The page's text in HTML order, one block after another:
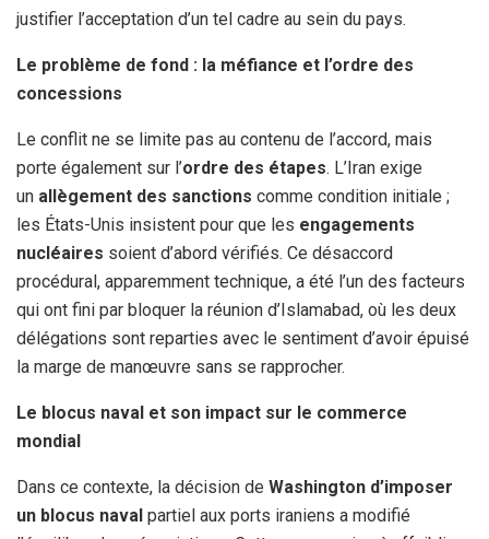
justifier l’acceptation d’un tel cadre au sein du pays.
Le problème de fond : la méfiance et l’ordre des
concessions
Le conflit ne se limite pas au contenu de l’accord, mais
porte également sur l’ordre des étapes. L’Iran exige
un allègement des sanctions comme condition initiale ;
les États-Unis insistent pour que les engagements
nucléaires soient d’abord vérifiés. Ce désaccord
procédural, apparemment technique, a été l’un des facteurs
qui ont fini par bloquer la réunion d’Islamabad, où les deux
délégations sont reparties avec le sentiment d’avoir épuisé
la marge de manœuvre sans se rapprocher.
Le blocus naval et son impact sur le commerce
mondial
Dans ce contexte, la décision de Washington d’imposer
un blocus naval partiel aux ports iraniens a modifié